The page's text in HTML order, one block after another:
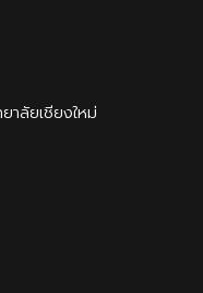
าลัยเชียงใหม่